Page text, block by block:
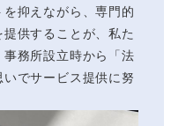
抑えながら、専門的
供することが、私た
務所設立時から「法
でサービス提供に努